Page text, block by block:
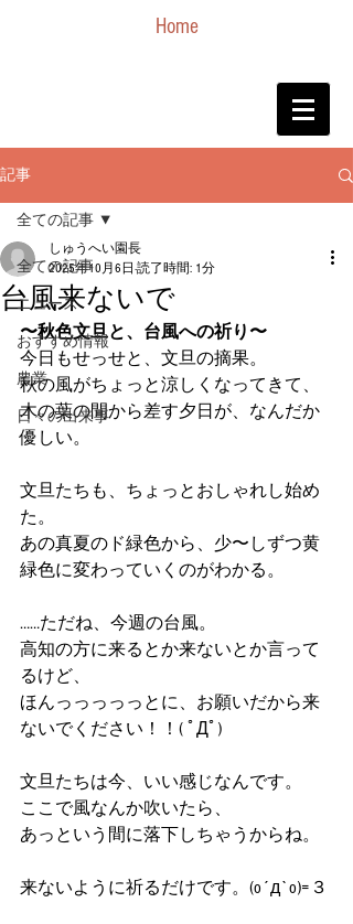
Home
記事
全ての記事
ニュース
おすすめ情報
農業
日々の出来事
全ての記事
台風来ないで
しゅうへい園長
2025年10月6日 読了時間: 1分
〜秋色文旦と、台風への祈り〜
今日もせっせと、文旦の摘果。
秋の風がちょっと涼しくなってきて、
木の葉の間から差す夕日が、なんだか
優しい。
文旦たちも、ちょっとおしゃれし始め
た。
あの真夏のド緑色から、少〜しずつ黄
緑色に変わっていくのがわかる。
……ただね、今週の台風。
高知の方に来るとか来ないとか言って
るけど、
ほんっっっっっとに、お願いだから来
ないでください！！( ﾟДﾟ)
文旦たちは今、いい感じなんです。
ここで風なんか吹いたら、
あっという間に落下しちゃうからね。
来ないように祈るだけです。(o´д`o)=３